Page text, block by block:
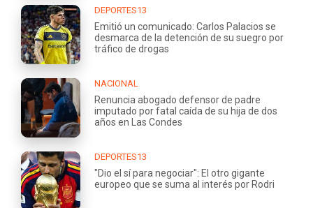
DEPORTES13
Emitió un comunicado: Carlos Palacios se
desmarca de la detención de su suegro por
tráfico de drogas
NACIONAL
Renuncia abogado defensor de padre
imputado por fatal caída de su hija de dos
años en Las Condes
DEPORTES13
"Dio el sí para negociar": El otro gigante
europeo que se suma al interés por Rodri